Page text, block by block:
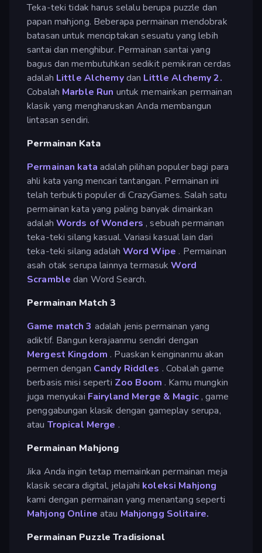
Teka-teki tidak harus selalu berupa puzzle dan
papan mahjong. Beberapa permainan mendobrak
batasan untuk menciptakan sesuatu yang lebih
santai dan menghibur. Permainan santai yang
bagus dan membutuhkan sedikit pemikiran cerdas
adalah Little Alchemydan Little Alchemy 2.
Cobalah Marble Run untuk memainkan permainan
klasik yang mengharuskan Anda membangun
lintasan sendiri.
Permainan Kata
Permainan kata adalah pilihan populer bagi para
ahli kata yang mencari tantangan. Permainan ini
telah terbukti populer di CrazyGames. Salah satu
permainan kata yang paling banyak dimainkan
adalah Words of Wonders , sebuah permainan
teka-teki silang kasual. Variasi kasual lain dari
teka-teki silang adalahWord Wipe . Permainan
asah otak serupa lainnya termasukWord
Scramble dan Word Search.
Permainan Match 3
Game match 3 adalah jenis permainan yang
adiktif. Bangun kerajaanmu sendiri dengan
Mergest Kingdom . Puaskan keinginanmu akan
permen dengan Candy Riddles . Cobalah game
berbasis misi seperti Zoo Boom . Kamu mungkin
juga menyukai Fairyland Merge & Magic, game
penggabungan klasik dengan gameplay serupa,
atau Tropical Merge .
Permainan Mahjong
Jika Anda ingin tetap memainkan permainan meja
klasik secara digital, jelajahi koleksi Mahjong
kami dengan permainan yang menantang seperti
Mahjong Online atau Mahjongg Solitaire.
Permainan Puzzle Tradisional